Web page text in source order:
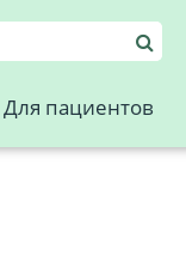
Для пациентов